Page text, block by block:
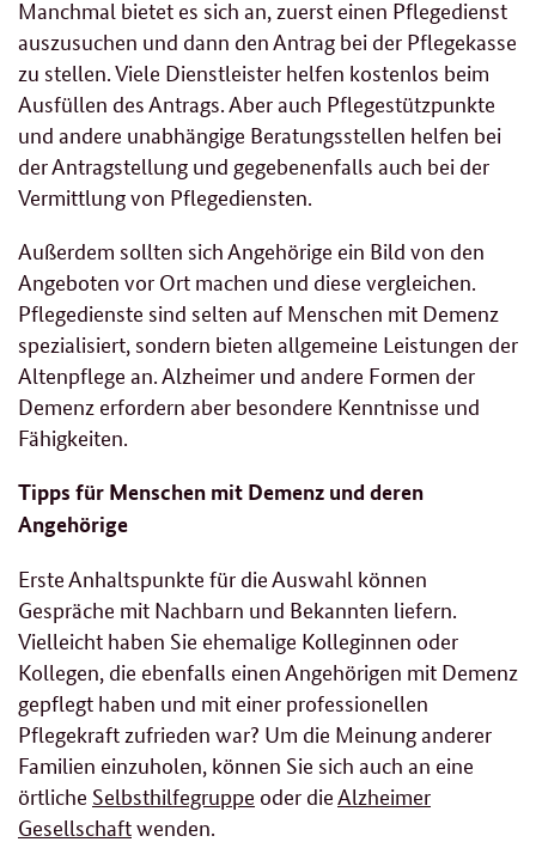
Manchmal bietet es sich an, zuerst einen Pflegedienst
auszusuchen und dann den Antrag bei der Pflegekasse
zu stellen. Viele Dienstleister helfen kostenlos beim
Ausfüllen des Antrags. Aber auch Pflegestützpunkte
und andere unabhängige Beratungsstellen helfen bei
der Antragstellung und gegebenenfalls auch bei der
Vermittlung von Pflegediensten.
Außerdem sollten sich Angehörige ein Bild von den
Angeboten vor Ort machen und diese vergleichen.
Pflegedienste sind selten auf Menschen mit Demenz
spezialisiert, sondern bieten allgemeine Leistungen der
Altenpflege an. Alzheimer und andere Formen der
Demenz erfordern aber besondere Kenntnisse und
Fähigkeiten.
Tipps für Menschen mit Demenz und deren
Angehörige
Erste Anhaltspunkte für die Auswahl können
Gespräche mit Nachbarn und Bekannten liefern.
Vielleicht haben Sie ehemalige Kolleginnen oder
Kollegen, die ebenfalls einen Angehörigen mit Demenz
gepflegt haben und mit einer professionellen
Pflegekraft zufrieden war? Um die Meinung anderer
Familien einzuholen, können Sie sich auch an eine
örtliche Selbsthilfegruppe oder die Alzheimer
Gesellschaftwenden.